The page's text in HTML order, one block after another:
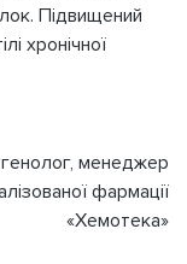
Підвищений
хронічної
менеджер
фармації
«Хемотека»